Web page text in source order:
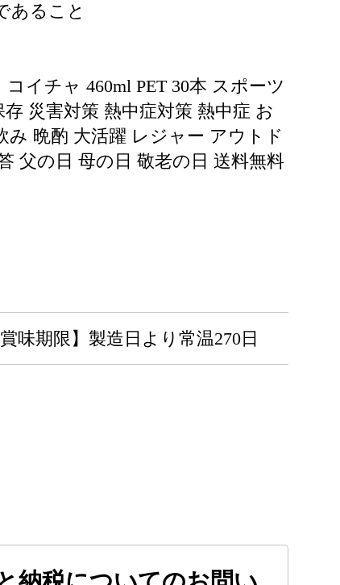
あること
イチャ 460ml PET 30本 スポーツ
災害対策 熱中症対策 熱中症 お
晩酌 大活躍 レジャー アウトド
父の日 母の日 敬老の日 送料無料
賞味期限】製造日より常温270日